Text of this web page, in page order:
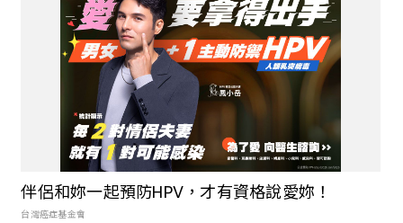
伴侶和妳一起預防HPV，才有資格說愛妳！
台灣癌症基金會